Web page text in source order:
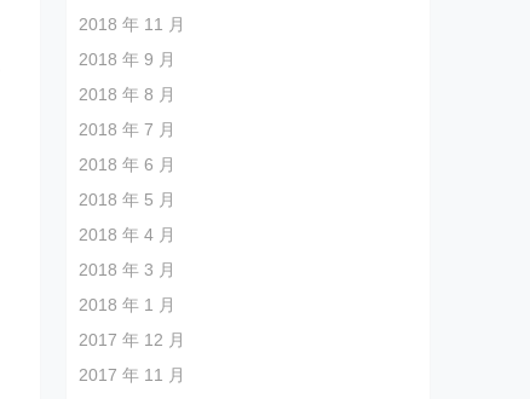
2018 年 11 月
2018 年 9 月
2018 年 8 月
2018 年 7 月
2018 年 6 月
2018 年 5 月
2018 年 4 月
2018 年 3 月
2018 年 1 月
2017 年 12 月
2017 年 11 月